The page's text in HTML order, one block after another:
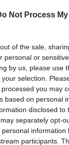
Not Process
of the sale,
personal or
by us, please use
selection.
you may
based on personal
disclosed to
separately opt-
information
participants.
Martín